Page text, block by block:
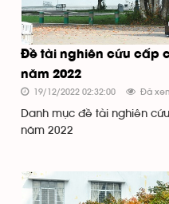
Đề tài nghiên cứu cấp
năm 2022
19/12/2022 02:32:00 Đã
Danh mục đề tài nghiên
năm 2022